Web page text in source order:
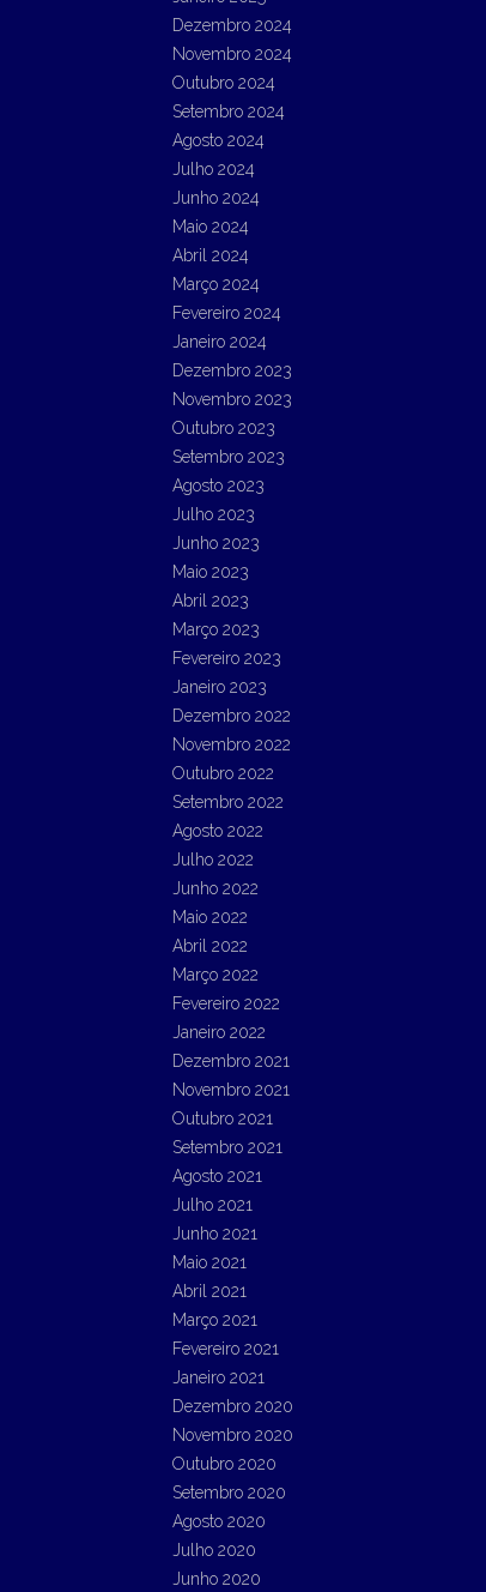
Dezembro 2024
Novembro 2024
Outubro 2024
Setembro 2024
Agosto 2024
Julho 2024
Junho 2024
Maio 2024
Abril 2024
Março 2024
Fevereiro 2024
Janeiro 2024
Dezembro 2023
Novembro 2023
Outubro 2023
Setembro 2023
Agosto 2023
Julho 2023
Junho 2023
Maio 2023
Abril 2023
Março 2023
Fevereiro 2023
Janeiro 2023
Dezembro 2022
Novembro 2022
Outubro 2022
Setembro 2022
Agosto 2022
Julho 2022
Junho 2022
Maio 2022
Abril 2022
Março 2022
Fevereiro 2022
Janeiro 2022
Dezembro 2021
Novembro 2021
Outubro 2021
Setembro 2021
Agosto 2021
Julho 2021
Junho 2021
Maio 2021
Abril 2021
Março 2021
Fevereiro 2021
Janeiro 2021
Dezembro 2020
Novembro 2020
Outubro 2020
Setembro 2020
Agosto 2020
Julho 2020
Junho 2020